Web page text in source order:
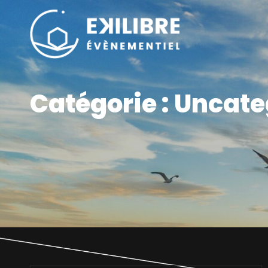
EKILIBRE
Ensemble, Trouvons
Catégorie :